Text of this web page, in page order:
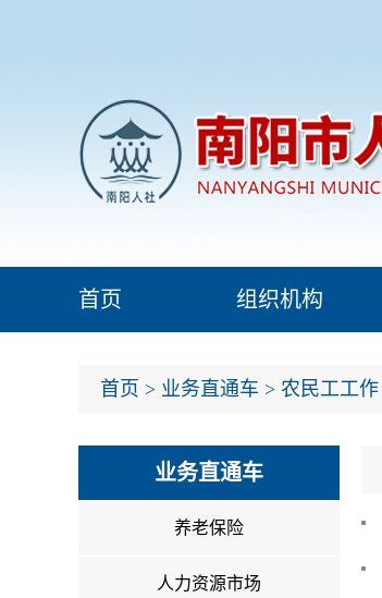
首页 组织机构
首页 > 业务直通车 > 农民工工作
业务直通车
养老保险
人力资源市场